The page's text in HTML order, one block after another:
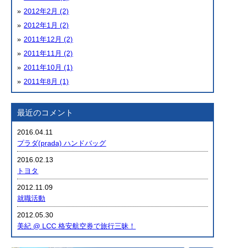
2012年2月 (2)
2012年1月 (2)
2011年12月 (2)
2011年11月 (2)
2011年10月 (1)
2011年8月 (1)
最近のコメント
2016.04.11
プラダ(prada) ハンドバッグ
2016.02.13
トヨタ
2012.11.09
就職活動
2012.05.30
美紀 @ LCC 格安航空券で旅行三昧！